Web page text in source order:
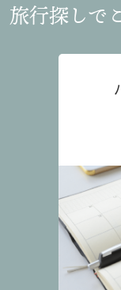
旅行探しで